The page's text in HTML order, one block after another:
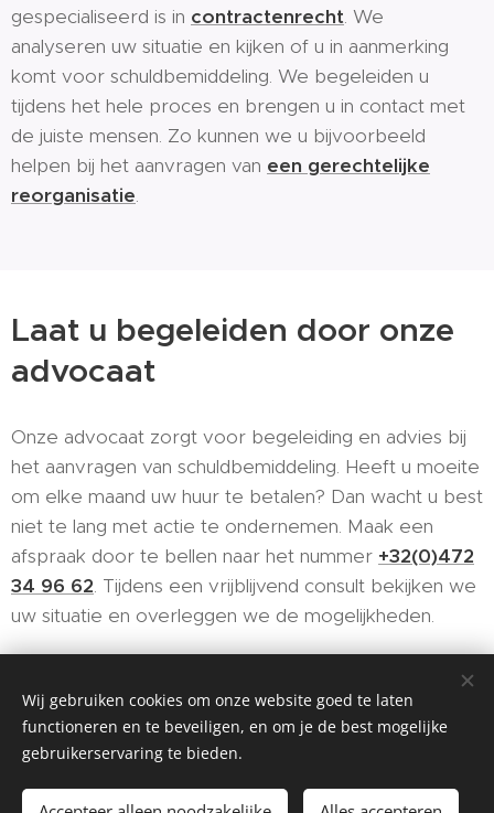
gespecialiseerd is in contractenrecht. We
analyseren uw situatie en kijken of u in aanmerking
komt voor schuldbemiddeling. We begeleiden u
tijdens het hele proces en brengen u in contact met
de juiste mensen. Zo kunnen we u bijvoorbeeld
helpen bij het aanvragen van een gerechtelijke
reorganisatie.
Laat u begeleiden door onze
advocaat
Onze advocaat zorgt voor begeleiding en advies bij
het aanvragen van schuldbemiddeling. Heeft u moeite
om elke maand uw huur te betalen? Dan wacht u best
niet te lang met actie te ondernemen. Maak een
afspraak door te bellen naar het nummer +32(0)472
34 96 62. Tijdens een vrijblijvend consult bekijken we
uw situatie en overleggen we de mogelijkheden.
Advocaat Isabelle Parmentier B.V., Theofiel van
Cauwenberghslei 76, 2900 Schoten, +32(0)472 34 96 62,
Wij gebruiken cookies om onze website goed te laten
functioneren en te beveiligen, en om je de best mogelijke
gebruikerservaring te bieden.